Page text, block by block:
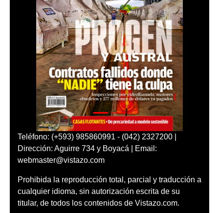
Teléfono: (+593) 985860991 - (042) 2327200 |
Dirección: Aguirre 734 y Boyacá | Email:
webmaster@vistazo.com
Prohibida la reproducción total, parcial y traducción a
cualquier idioma, sin autorización escrita de su
titular, de todos los contenidos de Vistazo.com.